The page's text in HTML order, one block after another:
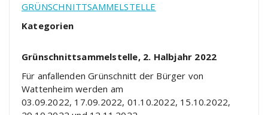
GRÜNSCHNITTSAMMELSTELLE
Kategorien
Grünschnittsammelstelle, 2. Halbjahr 2022
Für anfallenden Grünschnitt der Bürger von
Wattenheim werden am
03.09.2022, 17.09.2022, 01.10.2022, 15.10.2022,